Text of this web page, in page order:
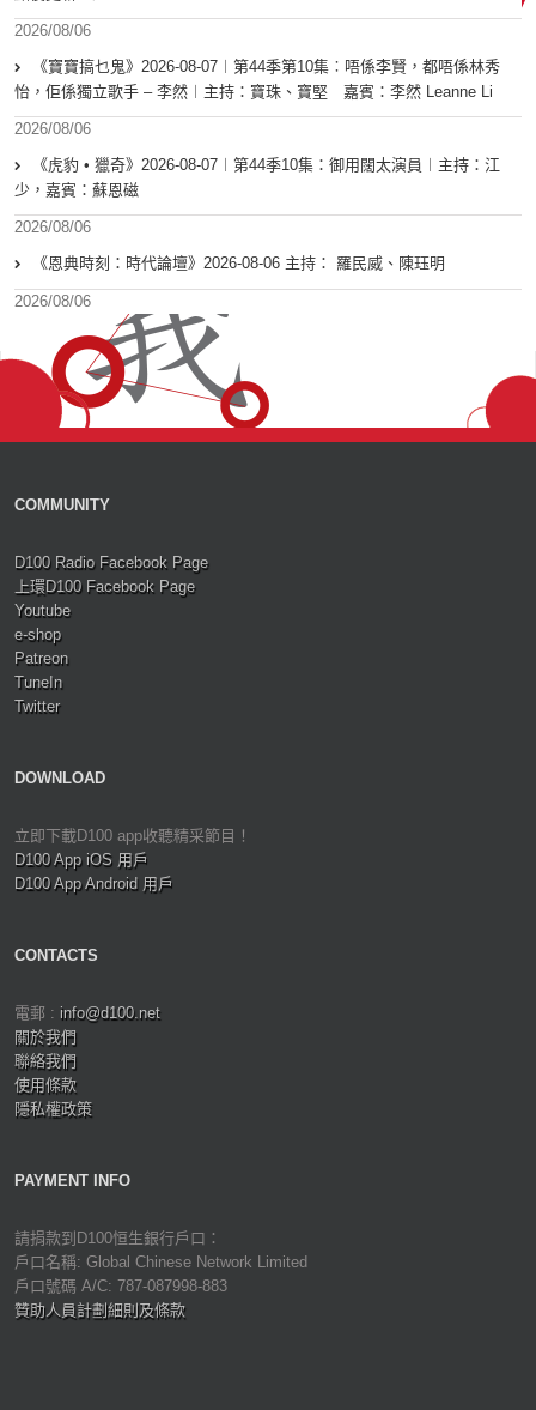
2026/08/06
《寶寶搞乜鬼》2026-08-07︱第44季第10集︰唔係李賢，都唔係林秀
怡，佢係獨立歌手 – 李然︱主持：寶珠、寶堅 嘉賓：李然 Leanne Li
2026/08/06
《虎豹 • 獵奇》2026-08-07︱第44季10集：御用闊太演員︱主持：江
少，嘉賓：蘇恩磁
2026/08/06
《恩典時刻：時代論壇》2026-08-06 主持： 羅民威、陳珏明
2026/08/06
COMMUNITY
D100 Radio Facebook Page
上環D100 Facebook Page
Youtube
e-shop
Patreon
TuneIn
Twitter
DOWNLOAD
立即下載D100 app收聽精采節目！
D100 App iOS 用戶
D100 App Android 用戶
CONTACTS
電郵 : info@d100.net
關於我們
聯絡我們
使用條款
隱私權政策
PAYMENT INFO
請捐款到D100恒生銀行戶口：
戶口名稱: Global Chinese Network Limited
戶口號碼 A/C: 787-087998-883
贊助人員計劃細則及條款